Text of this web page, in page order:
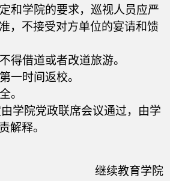
和学院的要求，巡视人员应严
，不接受对方单位的宴请和馈
得借道或者改道旅游。
一时间返校。
。
学院党政联席会议通过，由学
解释。
继续教育学院